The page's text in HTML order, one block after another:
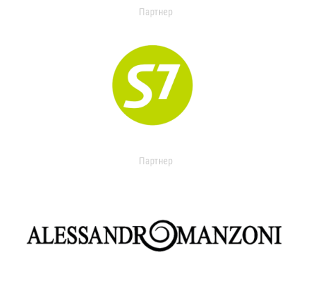
Партнер
Партнер